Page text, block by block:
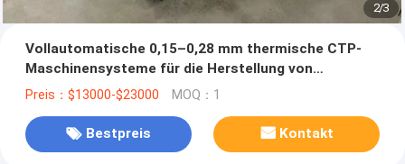
2/3
Vollautomatische 0,15–0,28 mm thermische CTP-
Maschinensysteme für die Herstellung von
Computerplatten
Preis：$13000-$23000 MOQ：1
Bestpreis Kontakt